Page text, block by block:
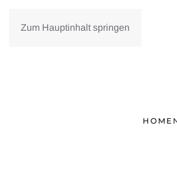
Zum Hauptinhalt springen
HOME